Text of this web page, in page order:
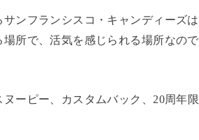
サンフランシスコ・キャンディーズ
所で、活気を感じられる場所なの
ーピー、カスタムバック、20周年